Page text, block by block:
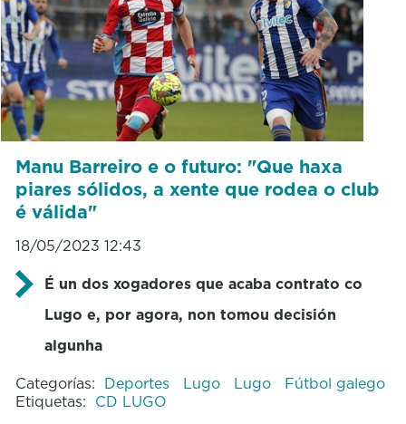
Manu Barreiro e o futuro: "Que haxa
piares sólidos, a xente que rodea o club
é válida"
18/05/2023 12:43
É un dos xogadores que acaba contrato co
Lugo e, por agora, non tomou decisión
algunha
Categorías: Deportes Lugo Lugo
Fútbol galego
Etiquetas: CD LUGO